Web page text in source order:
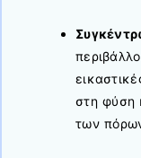
στη φύση
των